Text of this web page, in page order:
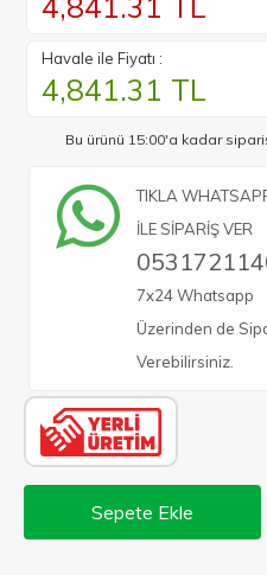
Havale ile Fiyatı :
4,841.31 TL
Bu ürünü 15:00'a kadar
TIKLA
İLE SİPARİŞ VER
7x24 Whatsapp
Üzerinden de
Verebilirsiniz.
Sepete Ekle